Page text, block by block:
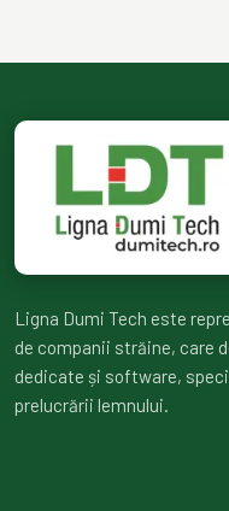
Ligna Dumi Tech este
de companii străine, care
dedicate și software,
prelucrării lemnului.